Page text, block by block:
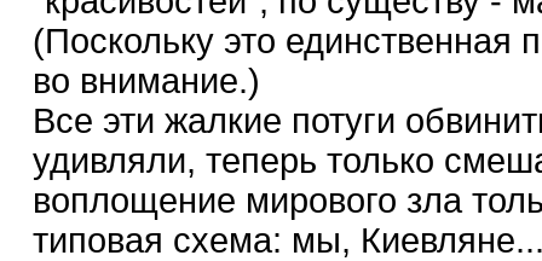
(Поскольку это единственная
во внимание.)
Все эти жалкие потуги
удивляли, теперь только
воплощение мирового зла
типовая схема: мы,